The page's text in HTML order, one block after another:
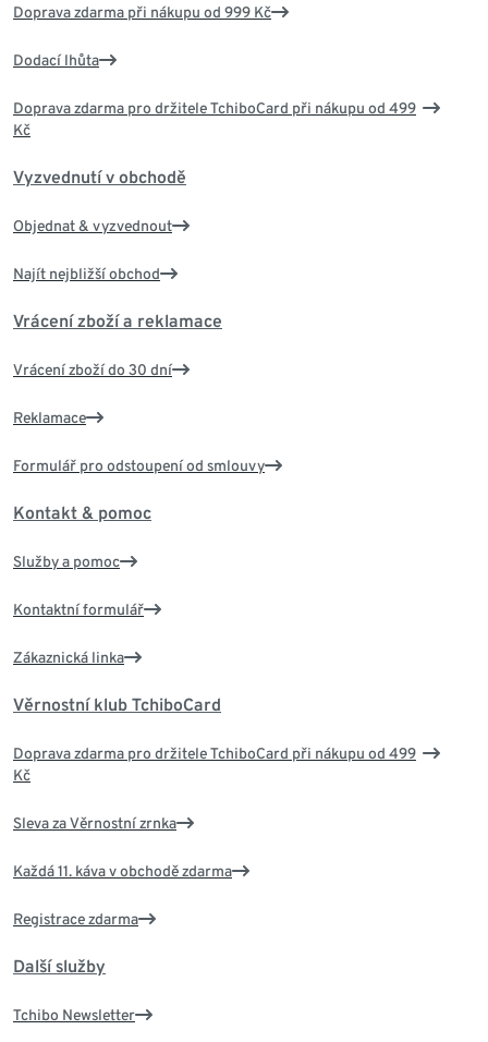
Doprava zdarma při nákupu od 999 Kč
Dodací lhůta
Doprava zdarma pro držitele TchiboCard při nákupu od 499
Kč
Vyzvednutí v obchodě
Objednat & vyzvednout
Najít nejbližší obchod
Vrácení zboží a reklamace
Vrácení zboží do 30 dní
Reklamace
Formulář pro odstoupení od smlouvy
Kontakt & pomoc
Služby a pomoc
Kontaktní formulář
Zákaznická linka
Věrnostní klub TchiboCard
Doprava zdarma pro držitele TchiboCard při nákupu od 499
Kč
Sleva za Věrnostní zrnka
Každá 11. káva v obchodě zdarma
Registrace zdarma
Další služby
Tchibo Newsletter